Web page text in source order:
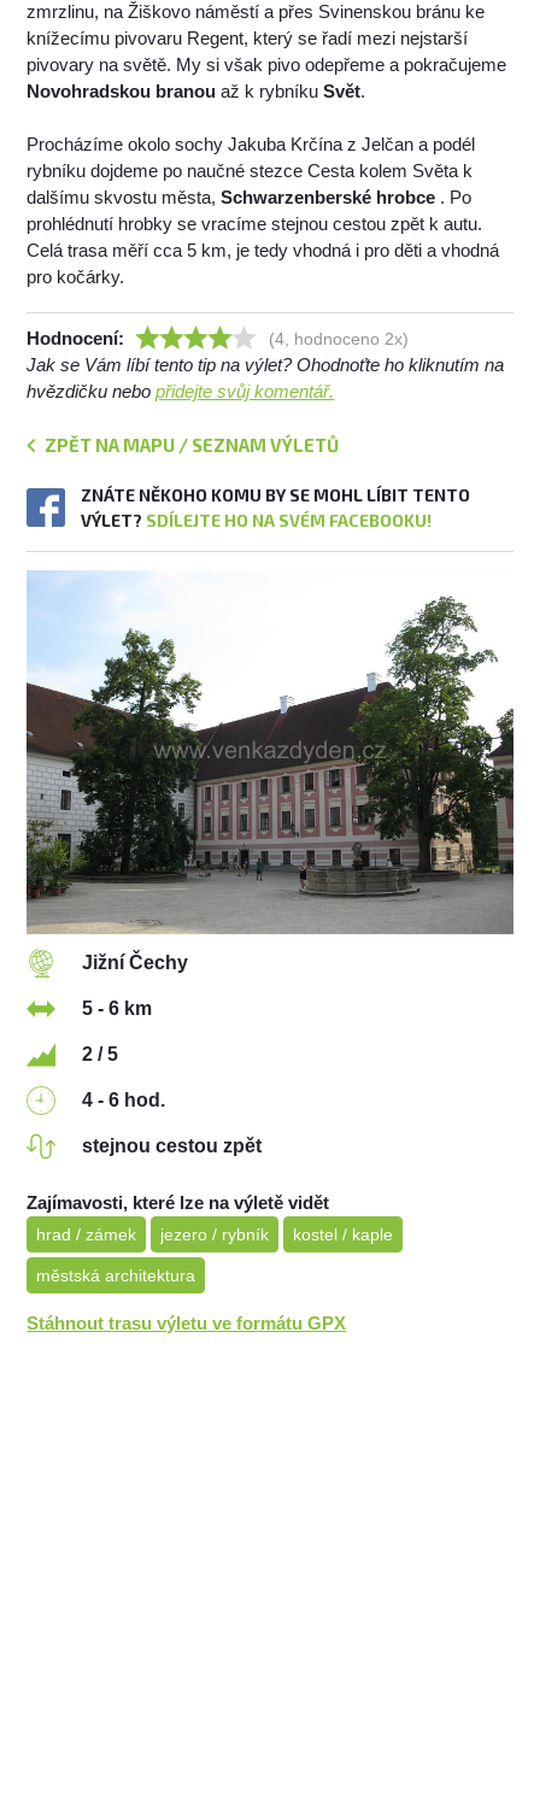
zmrzlinu, na Žiškovo náměstí a přes Svinenskou bránu ke
knížecímu pivovaru Regent, který se řadí mezi nejstarší
pivovary na světě. My si však pivo odepřeme a pokračujeme
Novohradskou branou až k rybníkuSvět.
Procházíme okolo sochy Jakuba Krčína z Jelčan a podél
rybníku dojdeme po naučné stezce Cesta kolem Světa k
dalšímu skvostu města,Schwarzenberské hrobce . Po
prohlédnutí hrobky se vracíme stejnou cestou zpět k autu.
Celá trasa měří cca 5 km, je tedy vhodná i pro děti a vhodná
pro kočárky.
Hodnocení: (4, hodnoceno 2x)
Jak se Vám líbí tento tip na výlet? Ohodnoťte ho kliknutím na
hvězdičku nebopřidejte svůj komentář.
ZPĚT NA MAPU / SEZNAM VÝLETŮ
ZNÁTE NĚKOHO KOMU BY SE MOHL LÍBIT TENTO
VÝLET? SDÍLEJTE HO NA SVÉM FACEBOOKU!
Jižní Čechy
5 - 6 km
2 / 5
4 - 6 hod.
stejnou cestou zpět
Zajímavosti, které lze na výletě vidět
hrad / zámek jezero / rybník kostel / kaple
městská architektura
Stáhnout trasu výletu ve formátu GPX